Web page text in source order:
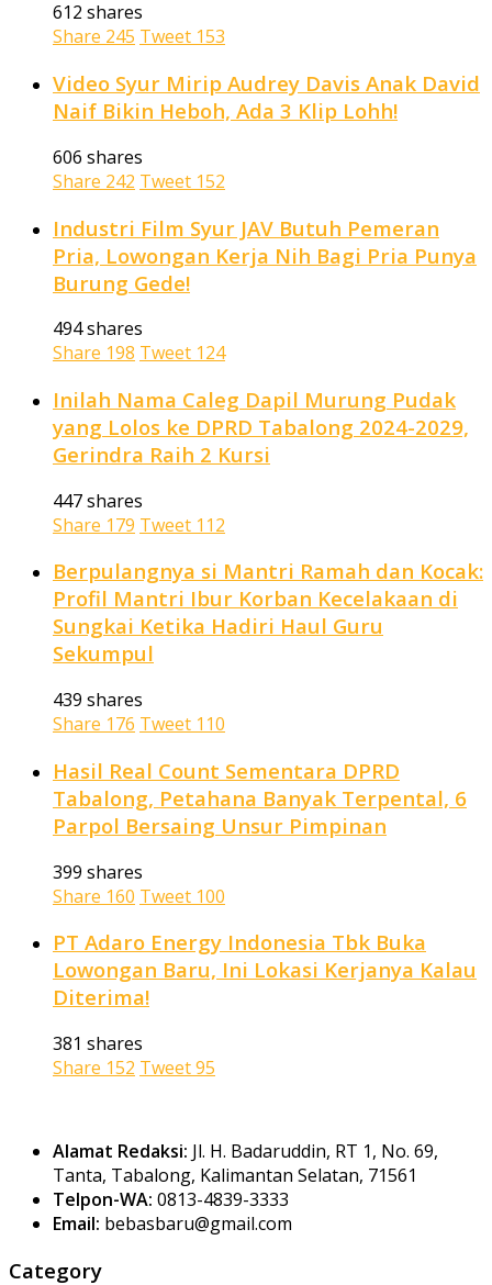
612 shares
Share 245 Tweet 153
Video Syur Mirip Audrey Davis Anak David
Naif Bikin Heboh, Ada 3 Klip Lohh!
606 shares
Share 242 Tweet 152
Industri Film Syur JAV Butuh Pemeran
Pria, Lowongan Kerja Nih Bagi Pria Punya
Burung Gede!
494 shares
Share 198 Tweet 124
Inilah Nama Caleg Dapil Murung Pudak
yang Lolos ke DPRD Tabalong 2024-2029,
Gerindra Raih 2 Kursi
447 shares
Share 179 Tweet 112
Berpulangnya si Mantri Ramah dan Kocak:
Profil Mantri Ibur Korban Kecelakaan di
Sungkai Ketika Hadiri Haul Guru
Sekumpul
439 shares
Share 176 Tweet 110
Hasil Real Count Sementara DPRD
Tabalong, Petahana Banyak Terpental, 6
Parpol Bersaing Unsur Pimpinan
399 shares
Share 160 Tweet 100
PT Adaro Energy Indonesia Tbk Buka
Lowongan Baru, Ini Lokasi Kerjanya Kalau
Diterima!
381 shares
Share 152 Tweet95
Alamat Redaksi: Jl. H. Badaruddin, RT 1, No. 69,
Tanta, Tabalong, Kalimantan Selatan, 71561
Telpon-WA: 0813-4839-3333
Email: bebasbaru@gmail.com
Category